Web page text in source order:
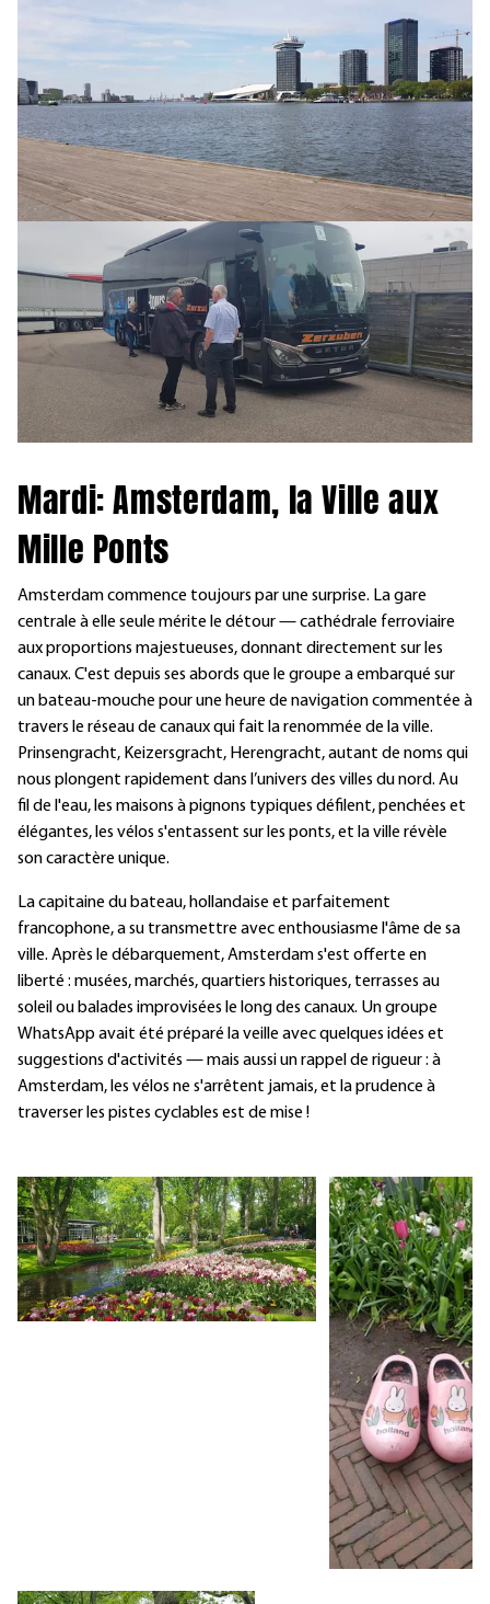
Mardi: Amsterdam, la Ville aux
Mille Ponts
Amsterdam commence toujours par une surprise. La gare
centrale à elle seule mérite le détour — cathédrale ferroviaire
aux proportions majestueuses, donnant directement sur les
canaux. C'est depuis ses abords que le groupe a embarqué sur
un bateau-mouche pour une heure de navigation commentée à
travers le réseau de canaux qui fait la renommée de la ville.
Prinsengracht, Keizersgracht, Herengracht, autant de noms qui
nous plongent rapidement dans l’univers des villes du nord. Au
fil de l'eau, les maisons à pignons typiques défilent, penchées et
élégantes, les vélos s'entassent sur les ponts, et la ville révèle
son caractère unique.
La capitaine du bateau, hollandaise et parfaitement
francophone, a su transmettre avec enthousiasme l'âme de sa
ville. Après le débarquement, Amsterdam s'est offerte en
liberté : musées, marchés, quartiers historiques, terrasses au
soleil ou balades improvisées le long des canaux. Un groupe
WhatsApp avait été préparé la veille avec quelques idées et
suggestions d'activités — mais aussi un rappel de rigueur : à
Amsterdam, les vélos ne s'arrêtent jamais, et la prudence à
traverser les pistes cyclables est de mise !